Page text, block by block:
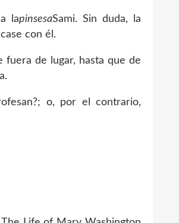
lapinsesaSami. Sin duda, la
con él.
fuera de lugar, hasta que de
o, por el contrario,